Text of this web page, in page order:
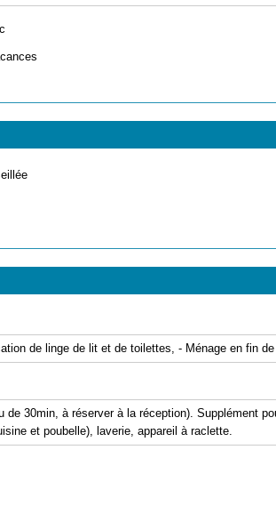
de linge de lit et de toilettes, - Ménage en fin
de 30min, à réserver à la réception). Supplément
et poubelle), laverie, appareil à raclette.